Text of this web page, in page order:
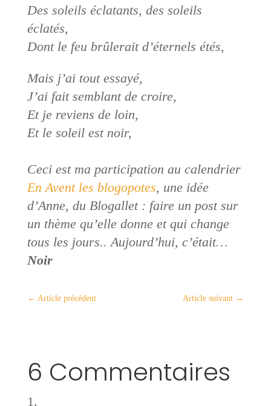
Des soleils éclatants, des soleils
éclatés,
Dont le feu brûlerait d’éternels étés,
Mais j’ai tout essayé,
J’ai fait semblant de croire,
Et je reviens de loin,
Et le soleil est noir,
Ceci est ma participation au calendrier
En Avent les blogopotes, une idée
d’Anne, du Blogallet : faire un post sur
un thème qu’elle donne et qui change
tous les jours.. Aujourd’hui, c’était…
Noir
← Article précédent Article suivant →
6 Commentaires